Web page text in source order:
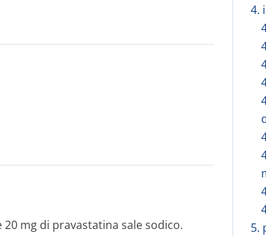
4.
5.
20 mg di pravastatina sale sodico.